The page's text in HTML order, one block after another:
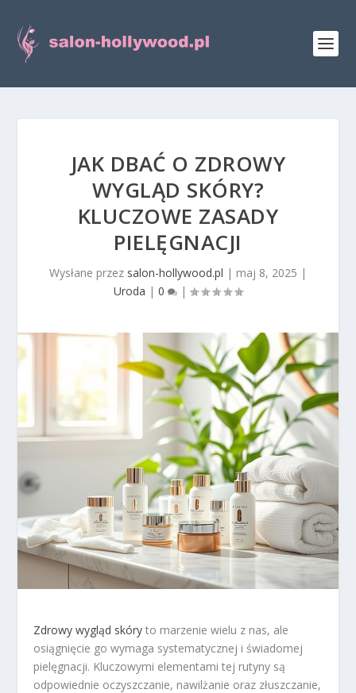
JAK DBAĆ O ZDROWY
WYGLĄD SKÓRY?
KLUCZOWE ZASADY
PIELĘGNACJI
Wysłane przez salon-hollywood.pl | maj 8, 2025 |
Uroda | 0 |
Zdrowy wygląd skóry to marzenie wielu z nas, ale
osiągnięcie go wymaga systematycznej i świadomej
pielęgnacji. Kluczowymi elementami tej rutyny są
odpowiednie oczyszczanie, nawilżanie oraz złuszczanie,